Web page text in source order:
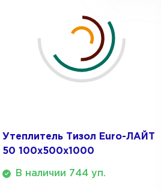
Утеплитель Тизол Euro-ЛАЙТ
50 100х500х1000
В наличии 744 уп.